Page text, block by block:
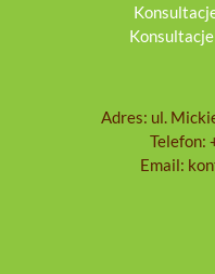
Adres: ul.
Telefon:
Email: